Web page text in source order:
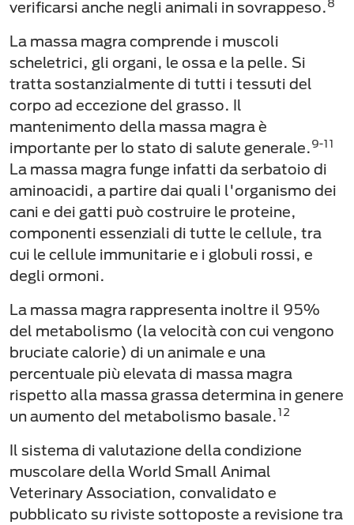
verificarsi anche negli animali in sovrappeso.8
La massa magra comprende i muscoli
scheletrici, gli organi, le ossa e la pelle. Si
tratta sostanzialmente di tutti i tessuti del
corpo ad eccezione del grasso. Il
mantenimento della massa magra è
importante per lo stato di salute generale.9-11
La massa magra funge infatti da serbatoio di
aminoacidi, a partire dai quali l'organismo dei
cani e dei gatti può costruire le proteine,
componenti essenziali di tutte le cellule, tra
cui le cellule immunitarie e i globuli rossi, e
degli ormoni.
La massa magra rappresenta inoltre il 95%
del metabolismo (la velocità con cui vengono
bruciate calorie) di un animale e una
percentuale più elevata di massa magra
rispetto alla massa grassa determina in genere
un aumento del metabolismo basale.12
Il sistema di valutazione della condizione
muscolare della World Small Animal
Veterinary Association, convalidato e
pubblicato su riviste sottoposte a revisione tra